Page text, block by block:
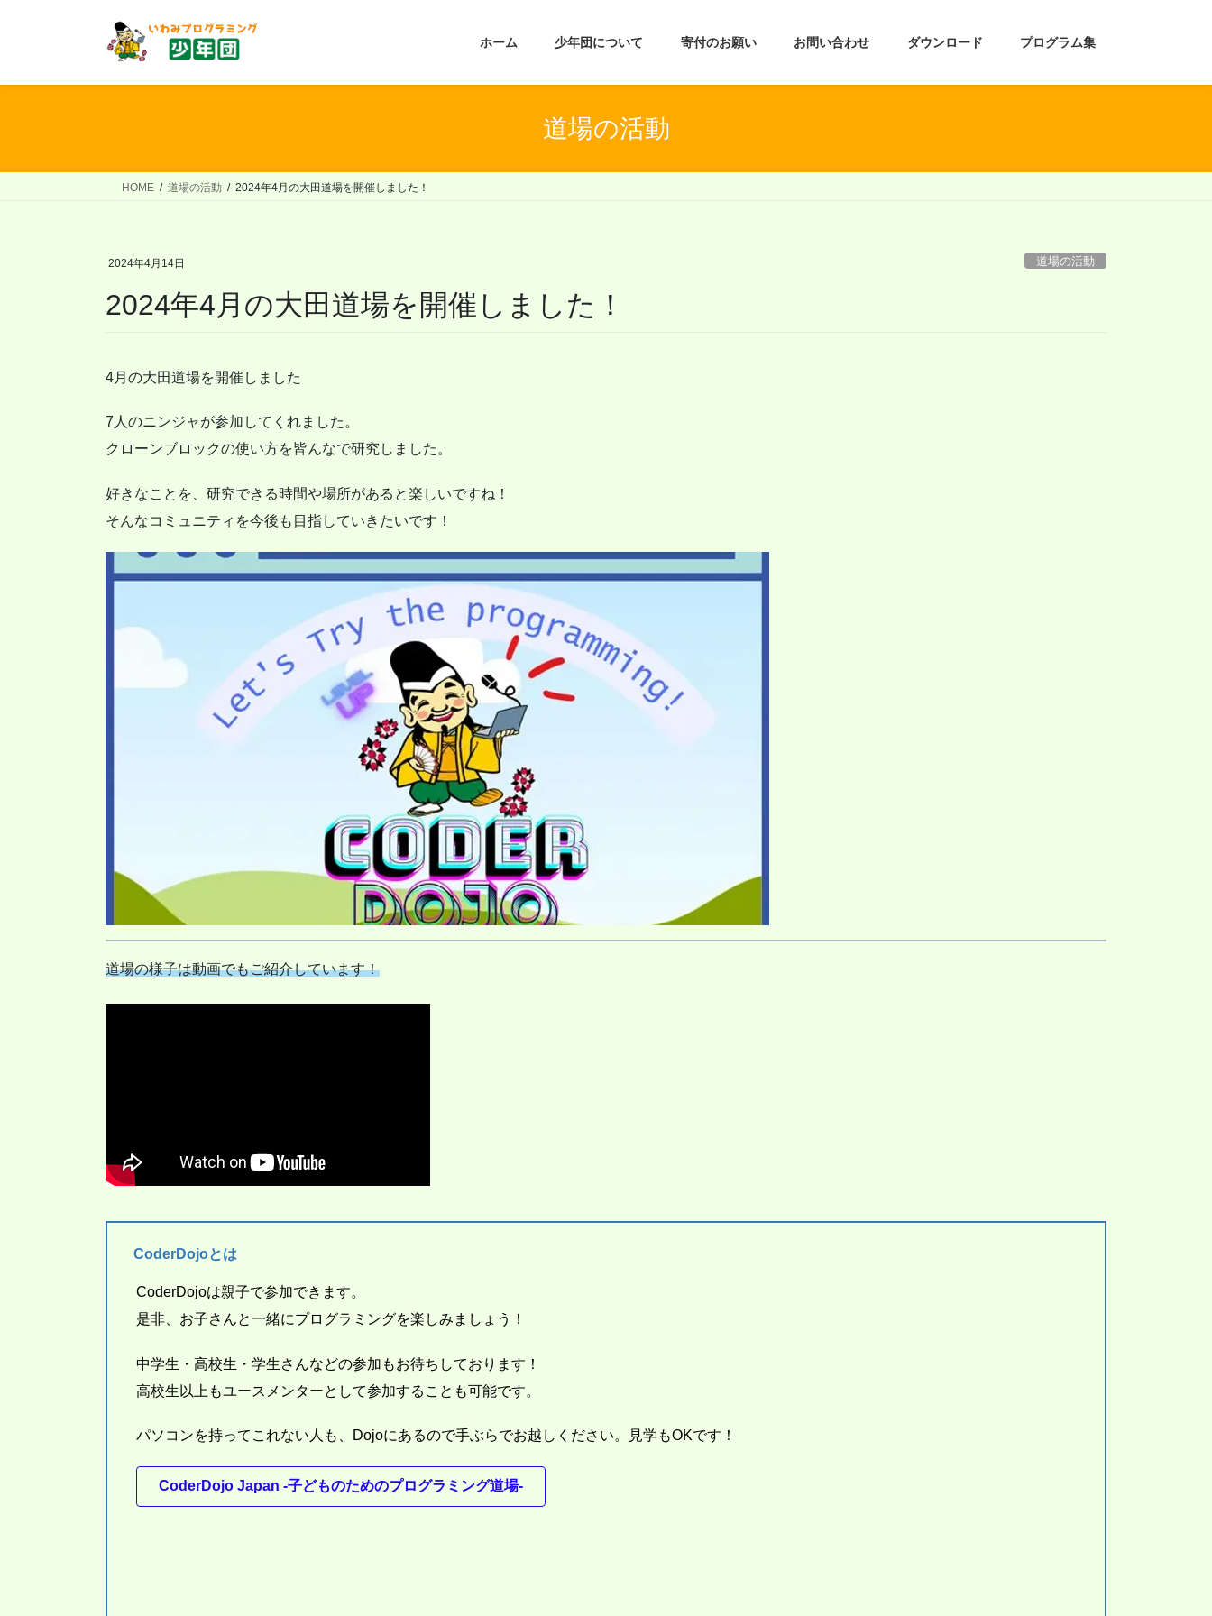
ホーム 少年団について 寄付のお願い お問い合わせ ダウンロード プログラム集
道場の活動
HOME 道場の活動 2024年4月の大田道場を開催しました！
2024年4月14日 道場の活動
2024年4月の大田道場を開催しました！
4月の大田道場を開催しました
7人のニンジャが参加してくれました。
クローンブロックの使い方を皆んなで研究しました。
好きなことを、研究できる時間や場所があると楽しいですね！
そんなコミュニティを今後も目指していきたいです！
道場の様子は動画でもご紹介しています！
CoderDojoとは
CoderDojoは親子で参加できます。
是非、お子さんと一緒にプログラミングを楽しみましょう！
中学生・高校生・学生さんなどの参加もお待ちしております！
高校生以上もユースメンターとして参加することも可能です。
パソコンを持ってこれない人も、Dojoにあるので手ぶらでお越しください。見学もOKです！
CoderDojo Japan -子どものためのプログラミング道場-